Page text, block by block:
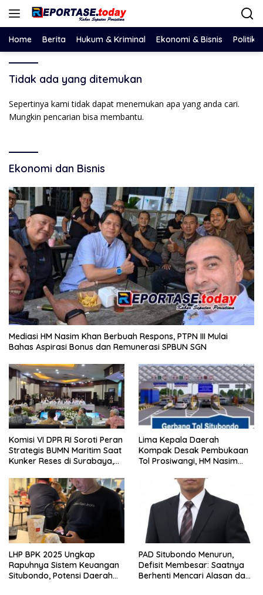
Langsung
Home Berita Hukum & Kriminal Ekonomi & Bisnis Politik
Tidak ada yang ditemukan
Sepertinya kami tidak dapat menemukan apa yang anda cari.
Mungkin pencarian bisa membantu.
Ekonomi dan Bisnis
Mediasi HM Nasim Khan Berbuah Respons, PTPN III Mulai
Bahas Aspirasi Bonus dan Remunerasi SPBUN SGN
Komisi VI DPR RI Soroti Peran
Strategis BUMN Maritim Saat
Kunker Reses di Surabaya,
Lima Kepala Daerah
Kompak Desak Pembukaan
Tol Prosiwangi, HM Nasim
Pemerintah Pusat
LHP BPK 2025 Ungkap
Rapuhnya Sistem Keuangan
Situbondo, Potensi Daerah
PAD Situbondo Menurun,
Defisit Membesar: Saatnya
Berhenti Mencari Alasan dan